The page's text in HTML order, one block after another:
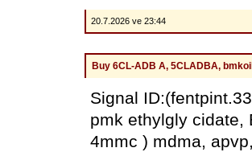
20.7.2026 ve 23:44
Buy 6CL-ADB A, 5CLADBA,
Signal
pmk ethylgly cidate,
4mmc ) mdma,